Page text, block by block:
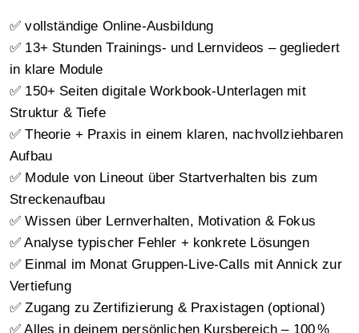
✅ vollständige Online-Ausbildung
✅ 13+ Stunden Trainings- und Lernvideos – gegliedert
in klare Module
✅ 150+ Seiten digitale Workbook-Unterlagen mit
Struktur & Tiefe
✅ Theorie + Praxis in einem klaren, nachvollziehbaren
Aufbau
✅ Module von Lineout über Startverhalten bis zum
Streckenaufbau
✅ Wissen über Lernverhalten, Motivation & Fokus
✅ Analyse typischer Fehler + konkrete Lösungen
✅ Einmal im Monat Gruppen-Live-Calls mit Annick zur
Vertiefung
✅ Zugang zu Zertifizierung & Praxistagen (optional)
✅ Alles in deinem persönlichen Kursbereich – 100 %